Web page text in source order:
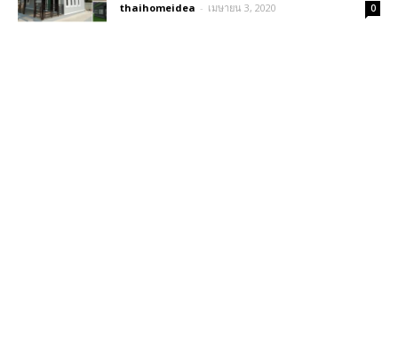
thaihomeidea - เมษายน 3, 2020 0